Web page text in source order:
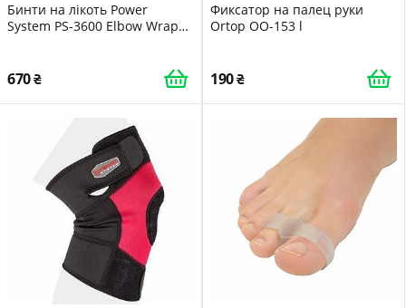
Бинти на лікоть Power
System PS-3600 Elbow Wraps
670
Фиксатор на палец руки
Ortop OO-153 l
190